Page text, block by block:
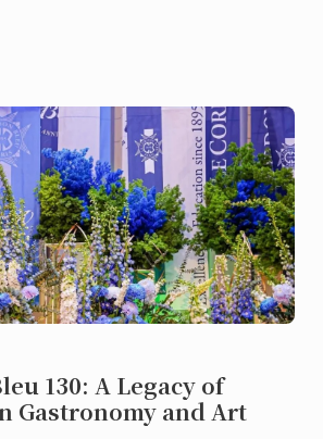
130: A Legacy of
Gastronomy and Art